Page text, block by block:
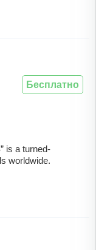
is a turned-
worldwide.
Бесплатно